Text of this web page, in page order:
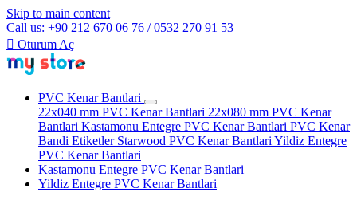
Skip to main content
Call us: +90 212 670 06 76 / 0532 270 91 53
 Oturum Aç
PVC Kenar Bantlari
22x040 mm PVC Kenar Bantlari 22x080 mm PVC Kenar
Bantlari Kastamonu Entegre PVC Kenar Bantlari PVC Kenar
Bandi Etiketler Starwood PVC Kenar Bantlari Yildiz Entegre
PVC Kenar Bantlari
Kastamonu Entegre PVC Kenar Bantlari
Yildiz Entegre PVC Kenar Bantlari